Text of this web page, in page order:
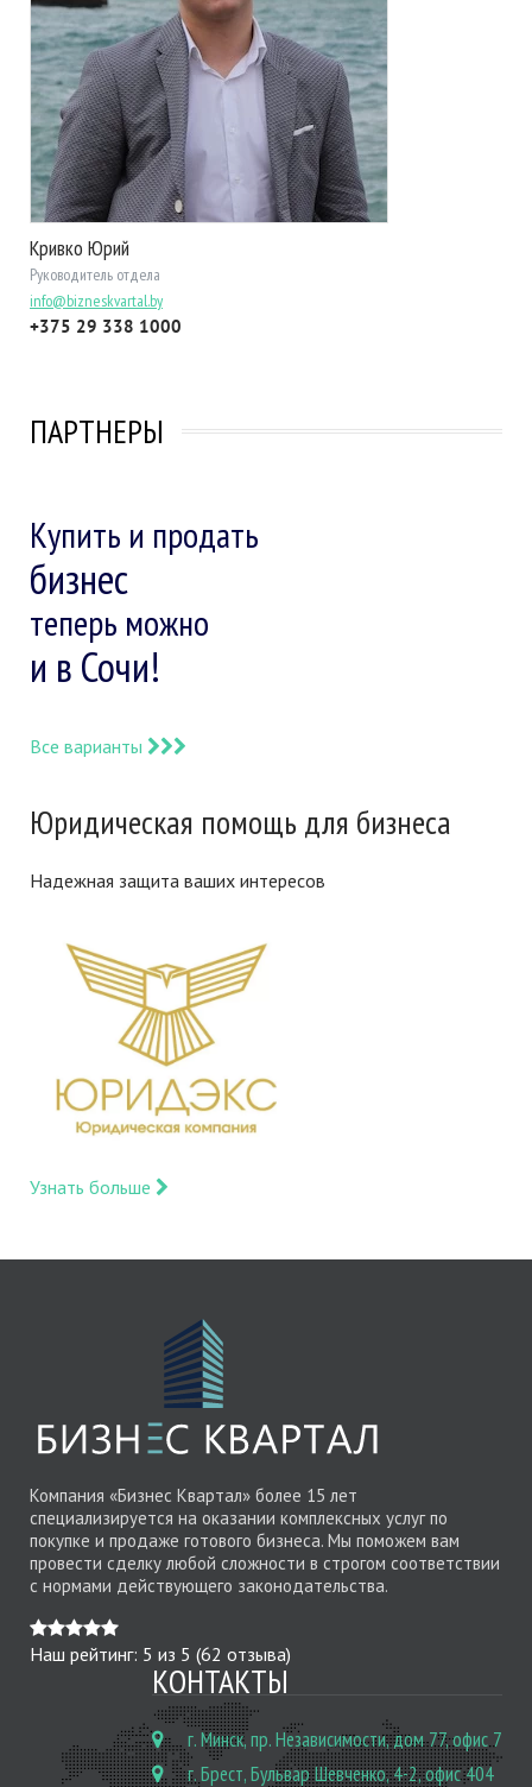
Кривко Юрий
Руководитель отдела
info@bizneskvartal.by
+375 29 338 1000
ПАРТНЕРЫ
Купить и продать
бизнес
теперь можно
и в Сочи!
Все варианты
Юридическая помощь для бизнеса
Надежная защита ваших интересов
Узнать больше
Компания «Бизнес Квартал» более 15 лет
специализируется на оказании комплексных услуг по
покупке и продаже готового бизнеса. Мы поможем вам
провести сделку любой сложности в строгом соответствии
с нормами действующего законодательства.
Наш рейтинг: 5 из 5 (62 отзыва)
КОНТАКТЫ
г. Минск, пр. Независимости, дом 77, офис 7
г. Брест, Бульвар Шевченко, 4-2, офис 404